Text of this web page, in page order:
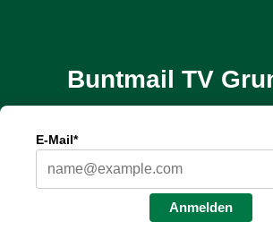
Buntmail TV
E-Mail*
Anmelden